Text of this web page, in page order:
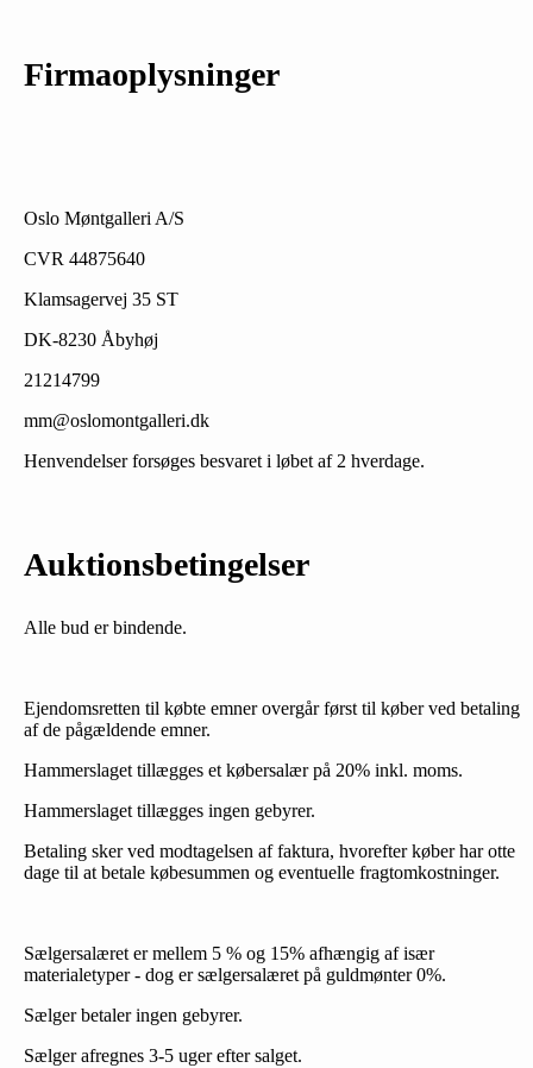
Firmaoplysninger
Oslo Møntgalleri A/S
CVR 44875640
Klamsagervej 35 ST
DK-8230 Åbyhøj
21214799
mm@oslomontgalleri.dk
Henvendelser forsøges besvaret i løbet af 2 hverdage.
Auktionsbetingelser
Alle bud er bindende.
Ejendomsretten til købte emner overgår først til køber ved betaling
af de pågældende emner.
Hammerslaget tillægges et købersalær på 20% inkl. moms.
Hammerslaget tillægges ingen gebyrer.
Betaling sker ved modtagelsen af faktura, hvorefter køber har otte
dage til at betale købesummen og eventuelle fragtomkostninger.
Sælgersalæret er mellem 5 % og 15% afhængig af især
materialetyper - dog er sælgersalæret på guldmønter 0%.
Sælger betaler ingen gebyrer.
Sælger afregnes 3-5 uger efter salget.